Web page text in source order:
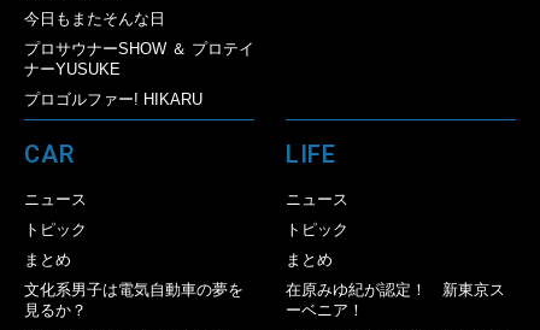
今日もまたそんな日
プロサウナーSHOW ＆ プロテイ
ナーYUSUKE
プロゴルファー! HIKARU
CAR
ニュース
トピック
まとめ
文化系男子は電気自動車の夢を
見るか？
LIFE
ニュース
トピック
まとめ
在原みゆ紀が認定！ 新東京ス
ーベニア！